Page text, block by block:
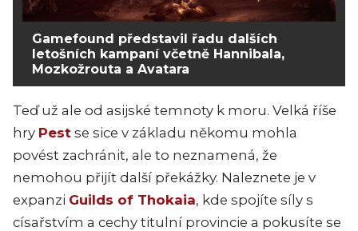
Gamefound představil řadu dalších
letošních kampaní včetně Hannibala,
Mozkožrouta a Avatara
Teď už ale od asijské temnoty k moru. Velká říše
hry Pest se sice v základu někomu mohla
povést zachránit, ale to neznamená, že
nemohou přijít další překážky. Naleznete je v
expanzi Guilds of Thokaia, kde spojíte síly s
císařstvím a cechy titulní provincie a pokusíte se